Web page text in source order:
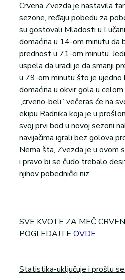
Crvena Zvezda je nastavila
sezone, ređaju pobedu za
su gostovali Mladosti u
domaćina u 14-om minutu da
prednost u 71-om minutu.
uspela da uradi je da smanji
u 79-om minutu što je ujedno
domaćina u okvir gola u
,,crveno-beli’’ večeras će na
ekipu Radnika koja je u
svoj prvi bod u novoj sezoni
navijačima igrali bez golova
Nema šta, Zvezda je u ovom
i pravo bi se čudo trebalo
njihov pobednički niz.
SVE KVOTE ZA MEČ
POGLEDAJTE OVDE.
Statistika-uključuje i prošlu